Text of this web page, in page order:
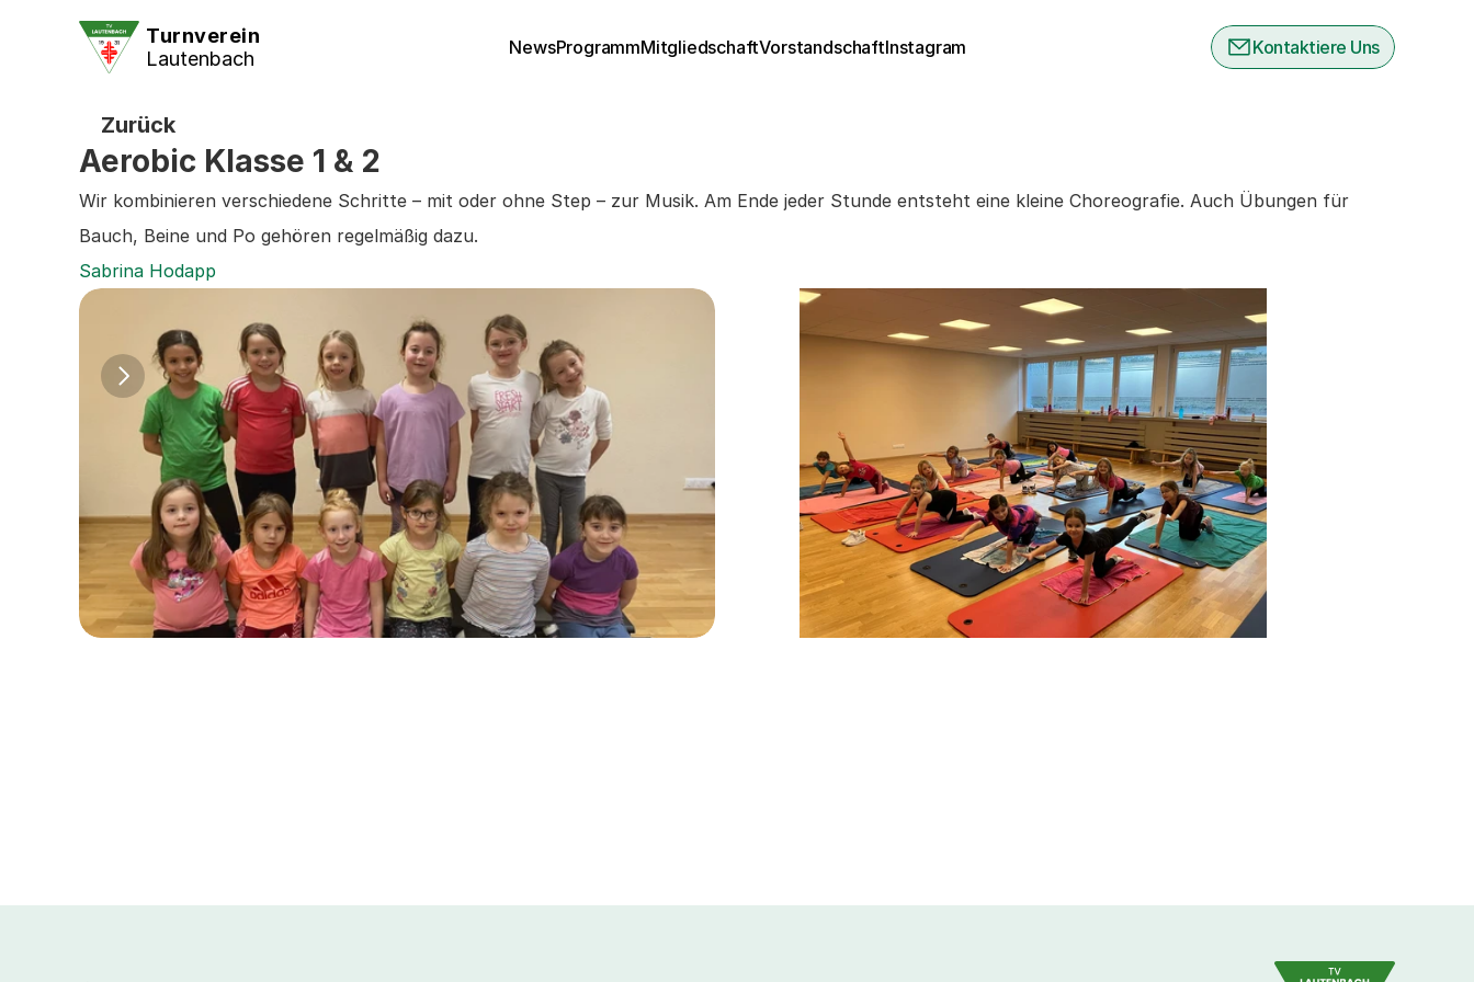
Turnverein
Lautenbach
NewsProgrammMitgliedschaftVorstandschaftInstagram Kontaktiere Uns
Zurück
Aerobic Klasse 1 & 2
Wir kombinieren verschiedene Schritte – mit oder ohne Step – zur Musik. Am Ende jeder Stunde entsteht eine kleine Choreografie. Auch Übungen für
Bauch, Beine und Po gehören regelmäßig dazu.
Sabrina Hodapp